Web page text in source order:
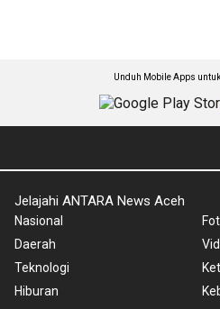
Unduh Mobile Apps
Jelajahi ANTARA News Aceh
Nasional
Daerah
Teknologi
Hiburan